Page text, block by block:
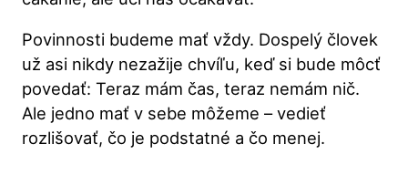
Povinnosti budeme mať vždy. Dospelý človek
už asi nikdy nezažije chvíľu, keď si bude môcť
povedať: Teraz mám čas, teraz nemám nič.
Ale jedno mať v sebe môžeme – vedieť
rozlišovať, čo je podstatné a čo menej.